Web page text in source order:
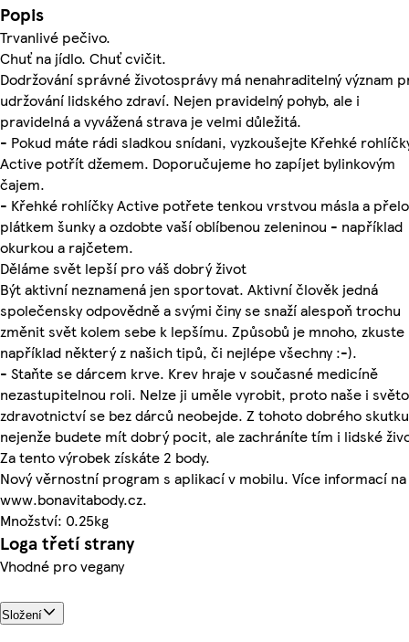
Popis
Trvanlivé pečivo.
Chuť na jídlo. Chuť cvičit.
Dodržování správné životosprávy má nenahraditelný význam
udržování lidského zdraví. Nejen pravidelný pohyb, ale i
pravidelná a vyvážená strava je velmi důležitá.
- Pokud máte rádi sladkou snídani, vyzkoušejte Křehké
Active potřít džemem. Doporučujeme ho zapíjet bylinkovým
čajem.
- Křehké rohlíčky Active potřete tenkou vrstvou másla a
plátkem šunky a ozdobte vaší oblíbenou zeleninou - například
okurkou a rajčetem.
Děláme svět lepší pro váš dobrý život
Být aktivní neznamená jen sportovat. Aktivní člověk jedná
společensky odpovědně a svými činy se snaží alespoň trochu
změnit svět kolem sebe k lepšímu. Způsobů je mnoho, zkuste
například některý z našich tipů, či nejlépe všechny :-).
- Staňte se dárcem krve. Krev hraje v současné medicíně
nezastupitelnou roli. Nelze ji uměle vyrobit, proto naše i
zdravotnictví se bez dárců neobejde. Z tohoto dobrého skutku
nejenže budete mít dobrý pocit, ale zachráníte tím i lidské
Za tento výrobek získáte 2 body.
Nový věrnostní program s aplikací v mobilu. Více informací na
www.bonavitabody.cz.
Množství: 0.25kg
Loga třetí strany
Vhodné pro vegany
Složení